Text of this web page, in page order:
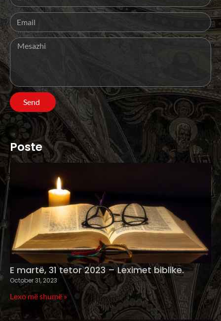
Send
Poste
E martë, 31 tetor 2023 – Leximet biblike.
October 31, 2023
Lexo më shumë »